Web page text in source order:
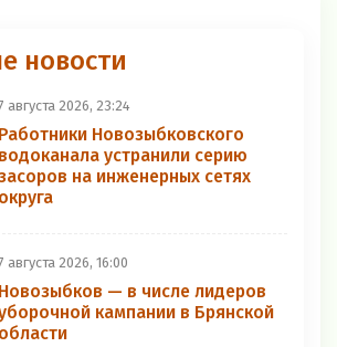
новости
августа 2026, 23:24
Работники Новозыбковского
водоканала устранили серию
на инженерных сетях
округа
августа 2026, 16:00
Новозыбков — в числе лидеров
кампании в Брянской
области